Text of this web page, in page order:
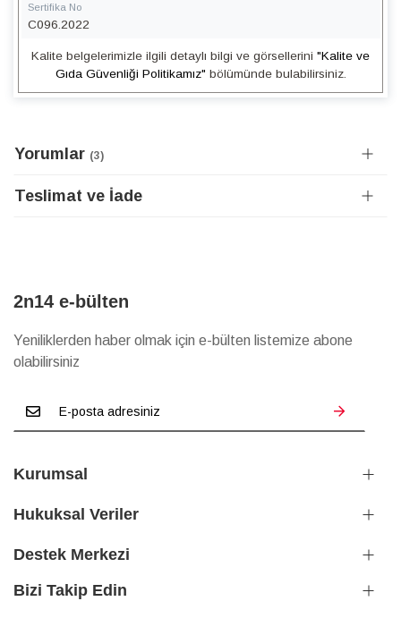
Sertifika No
C096.2022
Kalite belgelerimizle ilgili detaylı bilgi ve görsellerini "Kalite ve
Gıda Güvenliği Politikamız" bölümünde bulabilirsiniz.
Yorumlar 3
Teslimat ve İade
2n14 e-bülten
Yeniliklerden haber olmak için e-bülten listemize abone
olabilirsiniz
Kurumsal
Hukuksal Veriler
Bizi Takip Edin
Destek Merkezi